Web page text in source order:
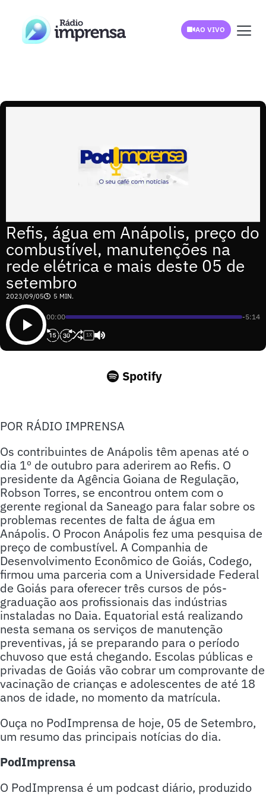
AO VIVO
Refis, água em Anápolis, preço do
combustível, manutenções na
rede elétrica e mais deste 05 de
setembro
2023/09/05 5 MIN.
00:00 -5:14
1X
Spotify
POR RÁDIO IMPRENSA
Os contribuintes de Anápolis têm apenas até o
dia 1º de outubro para aderirem ao Refis. O
presidente da Agência Goiana de Regulação,
Robson Torres, se encontrou ontem com o
gerente regional da Saneago para falar sobre os
problemas recentes de falta de água em
Anápolis. O Procon Anápolis fez uma pesquisa de
preço de combustível. A Companhia de
Desenvolvimento Econômico de Goiás, Codego,
firmou uma parceria com a Universidade Federal
de Goiás para oferecer três cursos de pós-
graduação aos profissionais das indústrias
instaladas no Daia. Equatorial está realizando
nesta semana os serviços de manutenção
preventivas, já se preparando para o período
chuvoso que está chegando. Escolas públicas e
privadas de Goiás vão cobrar um comprovante de
vacinação de crianças e adolescentes de até 18
anos de idade, no momento da matrícula.
Ouça no PodImprensa de hoje, 05 de Setembro,
um resumo das principais notícias do dia.
PodImprensa
O PodImprensa é um podcast diário, produzido